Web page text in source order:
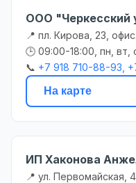
ООО "Черкесский
📍 пл. Кирова, 23,
🕒 09:00-18:00, пн, вт,
📞 +7 918 710-88-93,
На карте
ИП Хаконова
📍 ул. Первомайская,